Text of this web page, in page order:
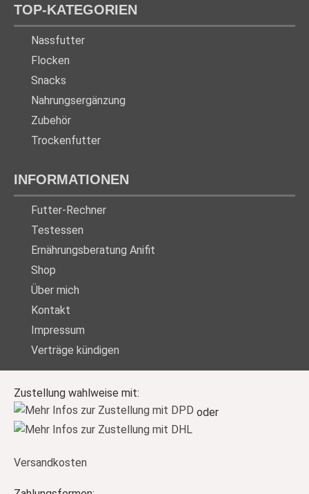
TOP-KATEGORIEN
Nassfutter
Flocken
Snacks
Nahrungsergänzung
Zubehör
Trockenfutter
INFORMATIONEN
Futter-Rechner
Testessen
Ernährungsberatung Anifit
Shop
Über mich
Kontakt
Impressum
Verträge kündigen
Zustellung wahlweise mit:
oder
Versandkosten